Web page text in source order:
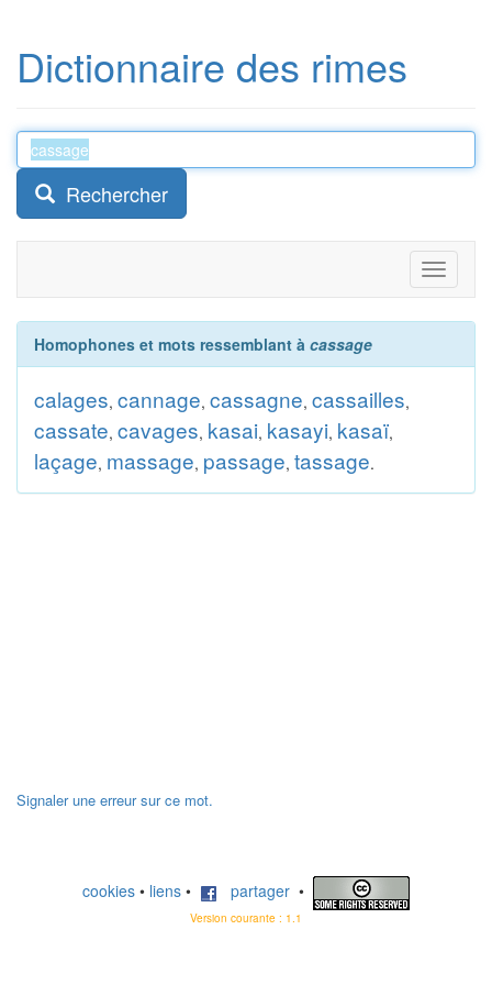
Dictionnaire des rimes
Rechercher
Toggle
Homophones et mots ressemblant à cassage
calages, cannage, cassagne, cassailles,
cassate, cavages, kasai, kasayi, kasaï,
laçage, massage, passage, tassage.
Signaler une erreur sur ce mot.
cookies • liens • partager •
Version courante : 1.1